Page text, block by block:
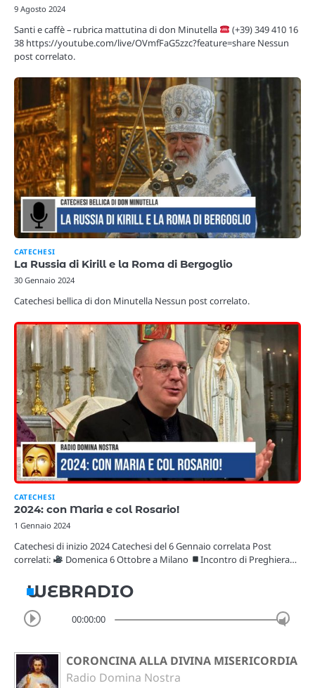
9 Agosto 2024
Santi e caffè – rubrica mattutina di don Minutella
(+39) 349 410 16
38 https://youtube.com/live/OVmfFaG5zzc?feature=share Nessun
post correlato.
CATECHESI
La Russia di Kirill e la Roma di Bergoglio
30 Gennaio 2024
Catechesi bellica di don Minutella Nessun post correlato.
CATECHESI
2024: con Maria e col Rosario!
1 Gennaio 2024
Catechesi di inizio 2024 Catechesi del 6 Gennaio correlata Post
correlati:
Domenica 6 Ottobre a Milano Incontro di Preghiera…
WEBRADIO
00:00:00
CORONCINA ALLA DIVINA MISERICORDIA
Radio Domina Nostra